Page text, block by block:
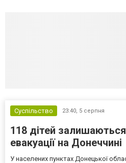
Суспільство 23:40, 5 серпня
118 дітей
евакуації на Донеччині
У населених пунктах Донецької